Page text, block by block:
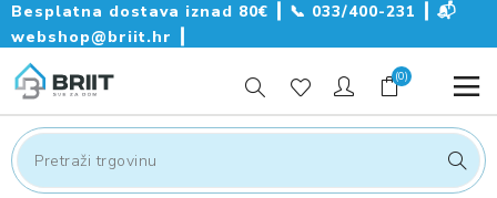
Besplatna dostava iznad 80€ ┃ 📞 033/400-231
📬
webshop@briit.hr
(0)